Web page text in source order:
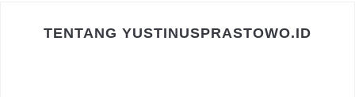
TENTANG YUSTINUSPRASTOWO.ID